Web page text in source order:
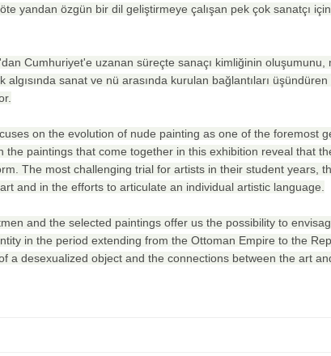
yandan özgün bir dil geliştirmeye çalışan pek çok sanatçı
Cumhuriyet'e uzanan süreçte sanaçı kimliğinin
sanat ve nü arasında kurulan bağlantıları
on the evolution of nude painting as one of the foremost
paintings that come together in this exhibition reveal that
The most challenging trial for artists in their student years,
and in the efforts to articulate an individual artistic language.
and the selected paintings offer us the possibility to
in the period extending from the Ottoman Empire to the
desexualized object and the connections between the art